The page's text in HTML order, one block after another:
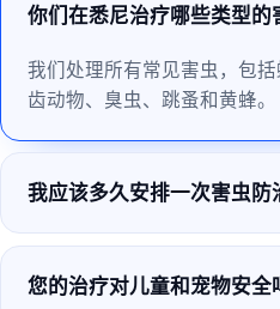
你们在悉尼治疗哪些类型的
我们处理所有常见害虫，包
齿动物、臭虫、跳蚤和黄蜂。
我应该多久安排一次害虫防
您的治疗对儿童和宠物安全